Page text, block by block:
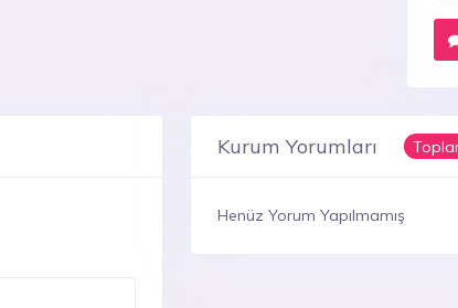
Kurum Yorumları
Henüz Yorum Yapılmamış